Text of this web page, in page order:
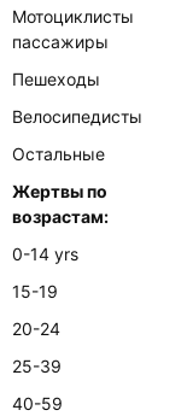
Мотоциклисты
пассажиры
Пешеходы
Велосипедисты
Остальные
Жертвы по
возрастам:
0-14 yrs
15-19
20-24
25-39
40-59